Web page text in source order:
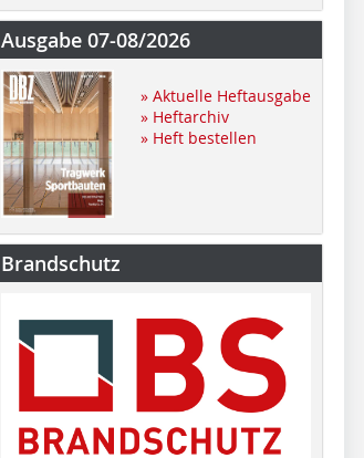
Ausgabe 07-08/2026
» Aktuelle Heftausgabe
» Heftarchiv
» Heft bestellen
Brandschutz